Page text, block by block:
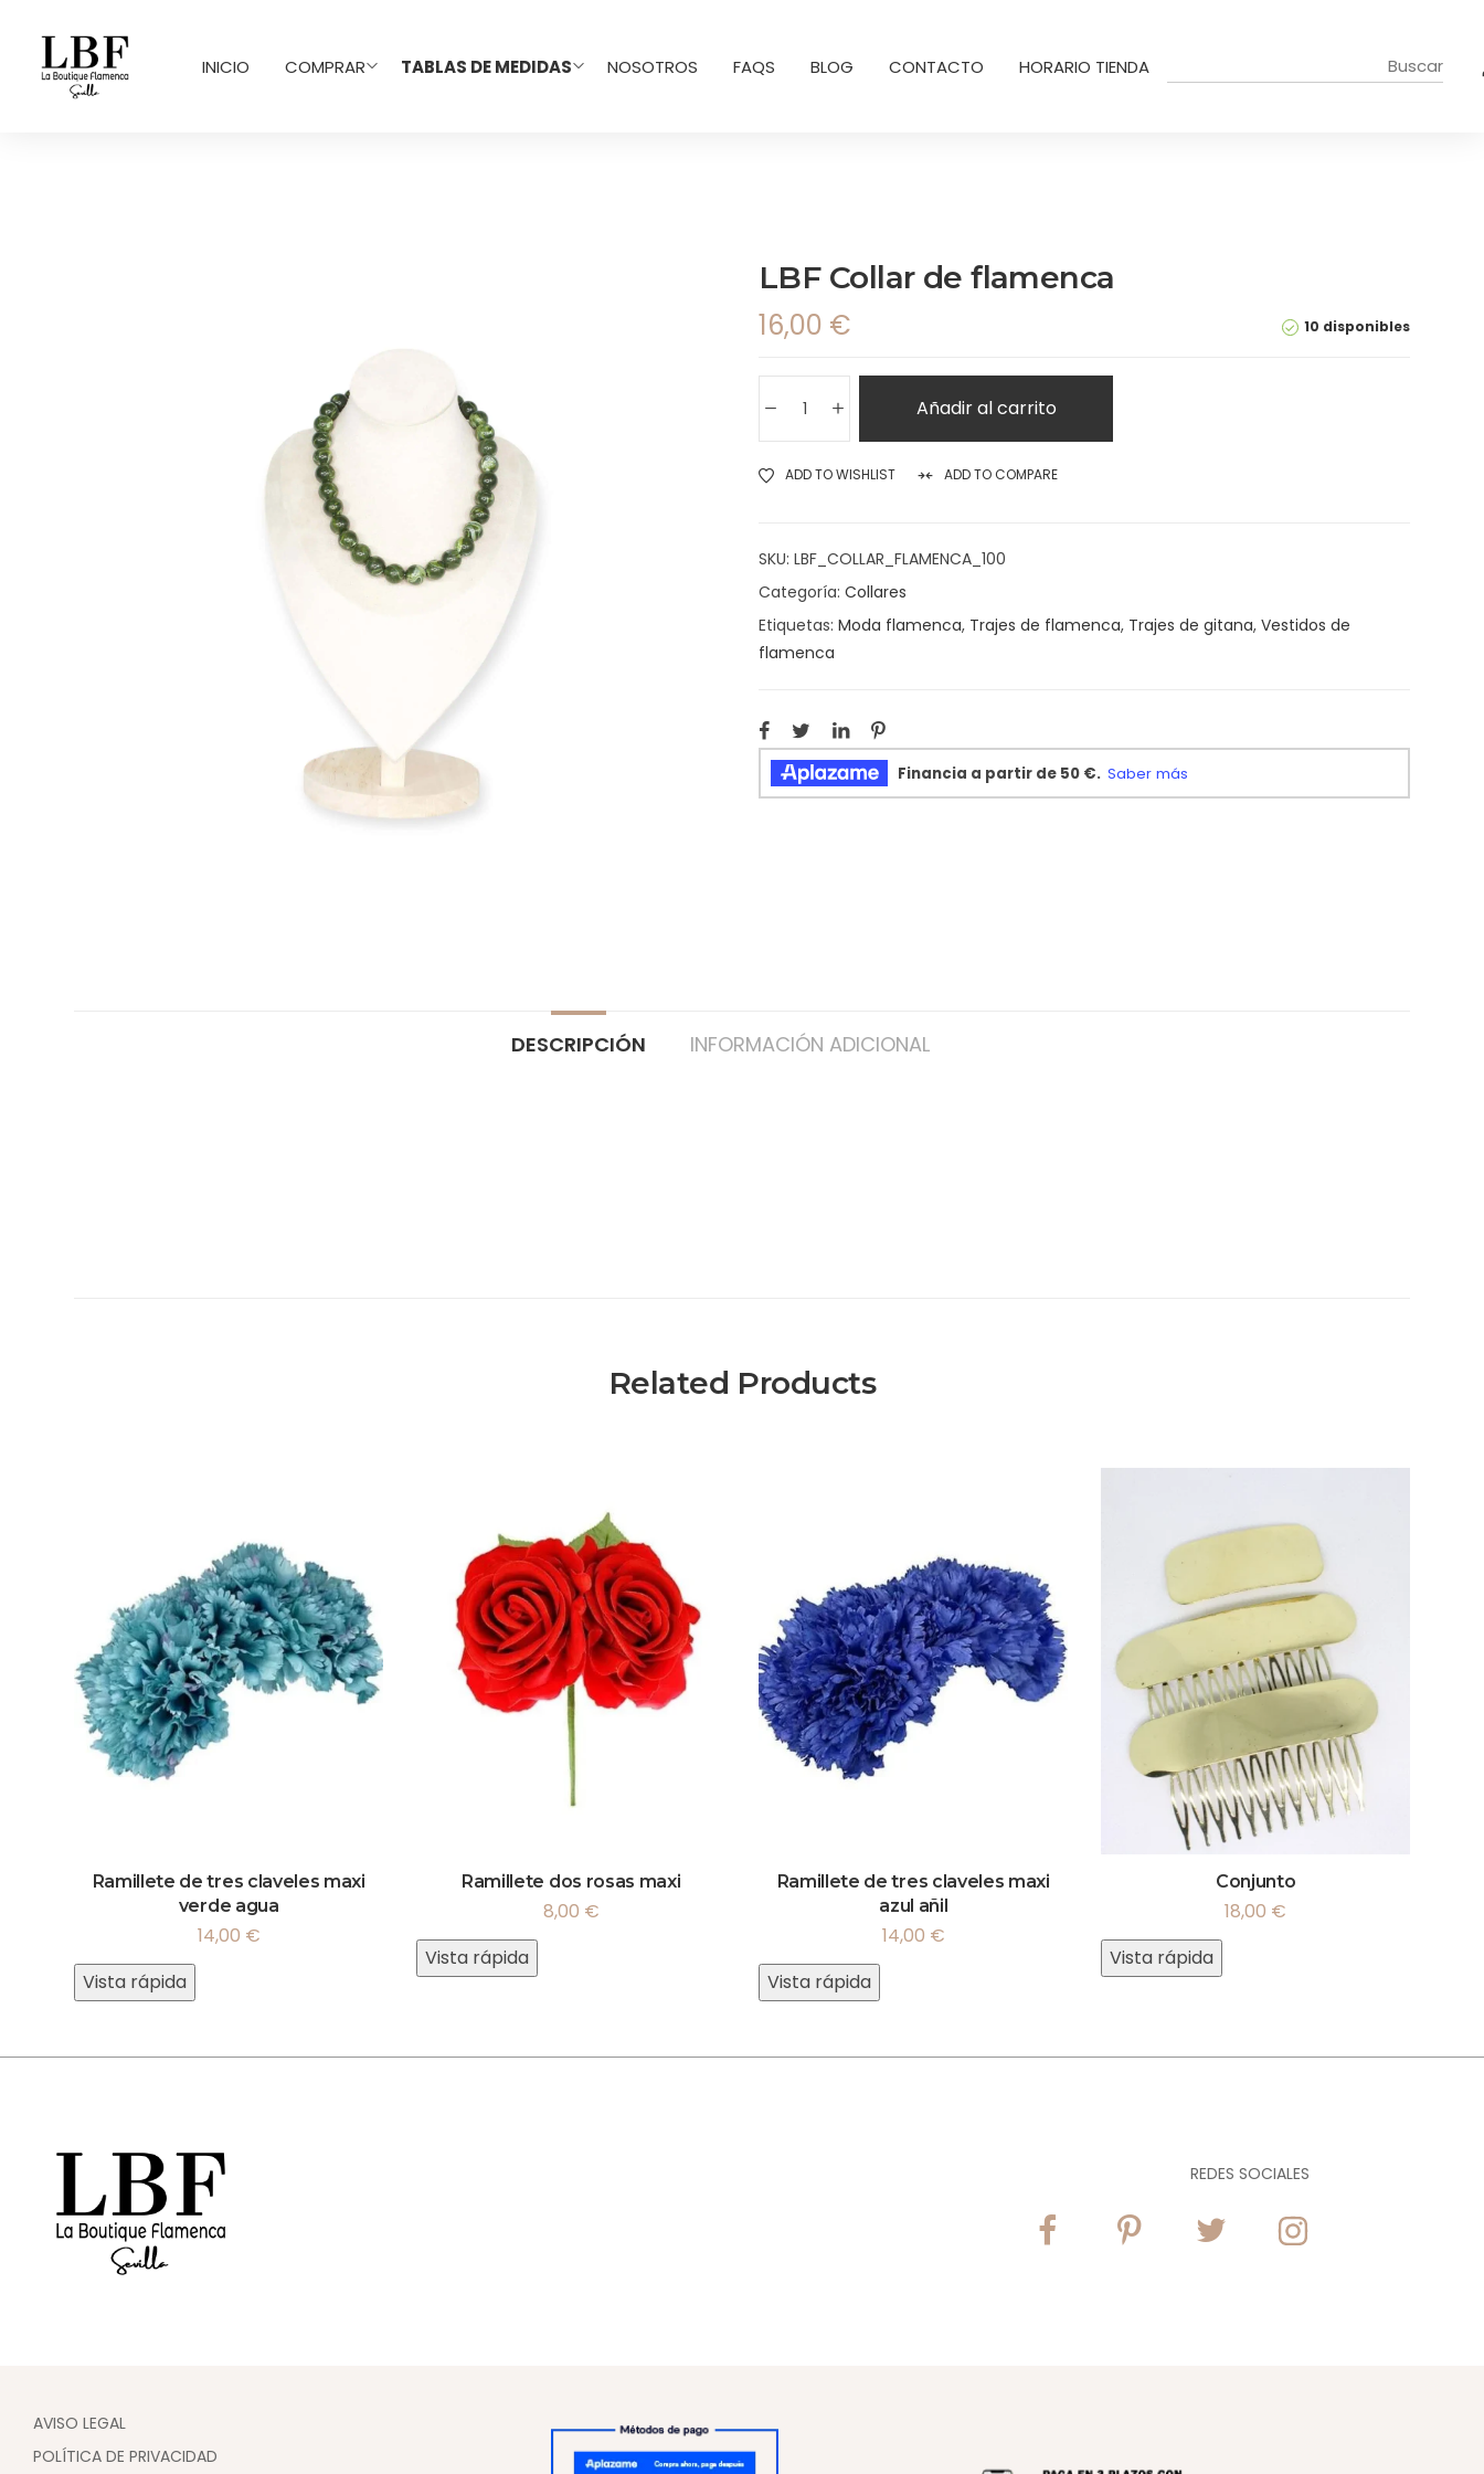
INICIO COMPRAR TABLAS DE MEDIDAS NOSOTROS FAQS BLOG CONTACTO HORARIO TIENDA
LBF Collar de flamenca
10 disponibles
16,00 €
Añadir al carrito
ADD TO WISHLIST ADD TO COMPARE
SKU: LBF_COLLAR_FLAMENCA_100
Categoría: Collares
Etiquetas: Moda flamenca, Trajes de flamenca, Trajes de gitana, Vestidos de
flamenca
DESCRIPCIÓN INFORMACIÓN ADICIONAL
Related Products
Ramillete de tres claveles maxi
verde agua
14,00 €
Vista rápida
Ramillete dos rosas maxi
8,00 €
Vista rápida
Ramillete de tres claveles maxi
azul añil
14,00 €
Vista rápida
Conjunto
18,00 €
Vista rápida
REDES SOCIALES
AVISO LEGAL
POLÍTICA DE PRIVACIDAD